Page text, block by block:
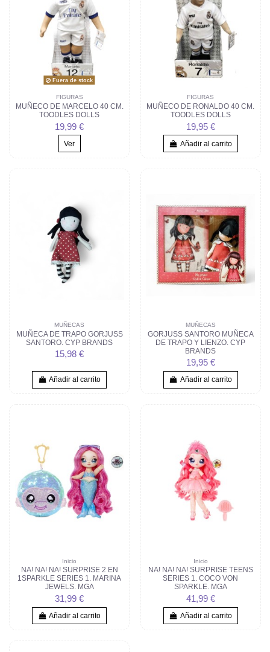
Fuera de stock
FIGURAS
MUÑECO DE MARCELO 40 CM.
TOODLES DOLLS
19,99 €
Ver
FIGURAS
MUÑECO DE RONALDO 40 CM.
TOODLES DOLLS
19,95 €
Añadir al carrito
MUÑECAS
MUÑECA DE TRAPO GORJUSS
SANTORO. CYP BRANDS
15,98 €
Añadir al carrito
MUÑECAS
GORJUSS SANTORO MUÑECA
DE TRAPO Y LIENZO. CYP
BRANDS
19,95 €
Añadir al carrito
Inicio
NA! NA! NA! SURPRISE 2 EN
1SPARKLE SERIES 1. MARINA
JEWELS. MGA
31,99 €
Añadir al carrito
Inicio
NA! NA! NA! SURPRISE TEENS
SERIES 1. COCO VON
SPARKLE. MGA
41,99 €
Añadir al carrito